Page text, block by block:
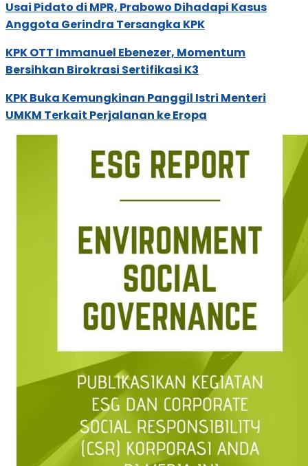
Usai Pidato di MPR, Prabowo Dihadapi Kasus
Anggota Gerindra Tersangka KPK
KPK OTT Immanuel Ebenezer, Momentum
Bersihkan Birokrasi Sertifikasi K3
KPK Buka Kemungkinan Panggil Istri Menteri
UMKM Terkait Perjalanan ke Eropa